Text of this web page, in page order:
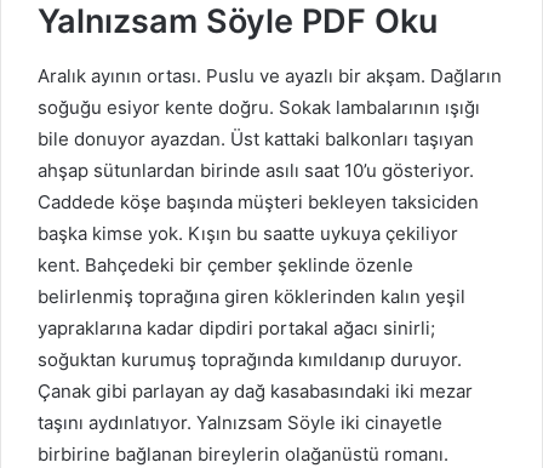
Yalnızsam Söyle PDF Oku
Aralık ayının ortası. Puslu ve ayazlı bir akşam. Dağların
soğuğu esiyor kente doğru. Sokak lambalarının ışığı
bile donuyor ayazdan. Üst kattaki balkonları taşıyan
ahşap sütunlardan birinde asılı saat 10’u gösteriyor.
Caddede köşe başında müşteri bekleyen taksiciden
başka kimse yok. Kışın bu saatte uykuya çekiliyor
kent. Bahçedeki bir çember şeklinde özenle
belirlenmiş toprağına giren köklerinden kalın yeşil
yapraklarına kadar dipdiri portakal ağacı sinirli;
soğuktan kurumuş toprağında kımıldanıp duruyor.
Çanak gibi parlayan ay dağ kasabasındaki iki mezar
taşını aydınlatıyor. Yalnızsam Söyle iki cinayetle
birbirine bağlanan bireylerin olağanüstü romanı.